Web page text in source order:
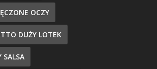
OCZY
DUŻY LOTEK
SALSA